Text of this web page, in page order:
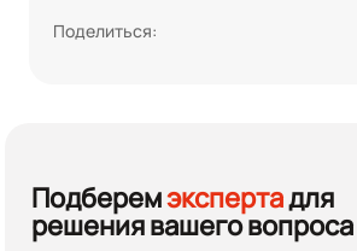
Поделиться:
Подберемэкспертадля
решения вашего вопроса